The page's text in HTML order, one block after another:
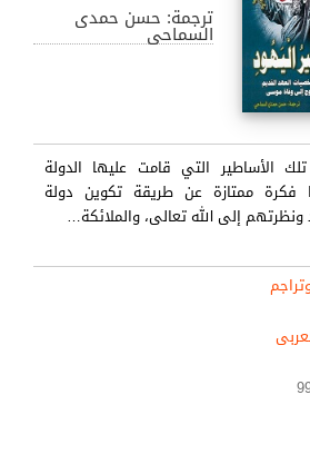
ترجمة: حسن حمدى
السماحى
الأساطير التي قامت عليها الدولة
فكرة ممتازة عن طريقة تكوين دولة
ونظرتهم إلى الله تعالى، والملائكة…